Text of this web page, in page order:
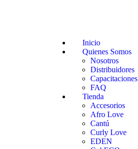
Inicio
Quienes Somos
Nosotros
Distribuidores
Capacitaciones
FAQ
Tienda
Accesorios
Afro Love
Cantú
Curly Love
EDEN